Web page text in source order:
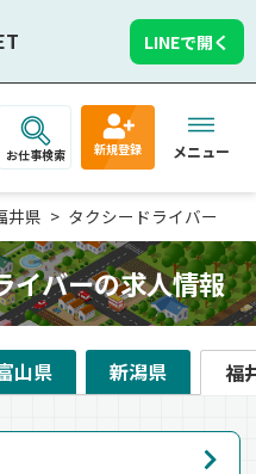
LINEで開く
お仕事検索 新規登録 メニュー
井県 タクシードライバー
イバーの求人情報
山県 新潟県 福